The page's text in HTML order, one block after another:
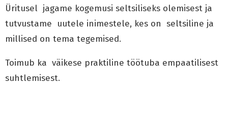
Üritusel jagame kogemusi seltsiliseks olemisest ja
tutvustame uutele inimestele, kes on seltsiline ja
millised on tema tegemised.
Toimub ka väikese praktiline töötuba empaatilisest
suhtlemisest.